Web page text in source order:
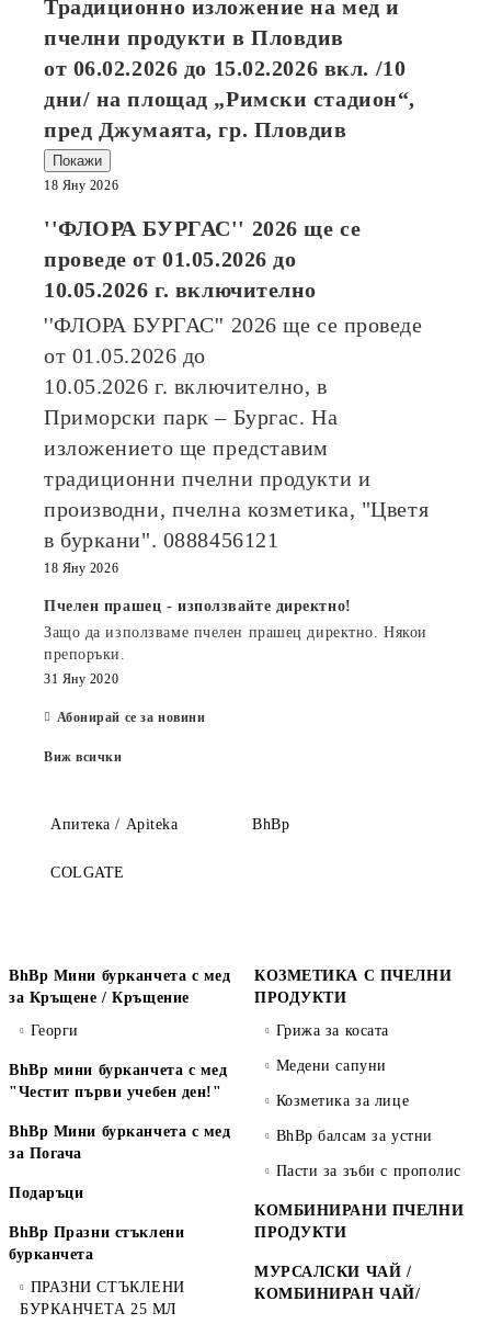
Традиционно изложение на мед и
пчелни продукти в Пловдив
от 06.02.2026 до 15.02.2026 вкл. /10
дни/ на площад „Римски стадион“,
пред Джумаята, гр. Пловдив
Покажи
18 Яну 2026
''ФЛОРА БУРГАС'' 2026ще се
проведе от01.05.2026 до
10.05.2026 г. включително
''ФЛОРА БУРГАС'' 2026ще се проведе
от 01.05.2026 до
10.05.2026 г. включително, в
Приморски парк – Бургас. На
изложението ще представим
традиционни пчелни продукти и
производни, пчелна козметика, "Цветя
в буркани". 0888456121
18 Яну 2026
Пчелен прашец - използвайте директно!
Защо да използваме пчелен прашец директно. Някои
препоръки.
31 Яну 2020
Абонирай се за новини
Виж всички
Апитека / Apiteka BhBp
COLGATE
BhBp Мини бурканчета с мед
за Кръщене / Кръщение
Георги
BhBp мини бурканчета с мед
"Честит първи учебен ден!"
BhBp Мини бурканчета с мед
за Погача
Подаръци
BhBp Празни стъклени
бурканчета
ПРАЗНИ СТЪКЛЕНИ
БУРКАНЧЕТА 25 МЛ
КОЗМЕТИКА С ПЧЕЛНИ
ПРОДУКТИ
Грижа за косата
Медени сапуни
Козметика за лице
BhBp балсам за устни
Пасти за зъби с прополис
КОМБИНИРАНИ ПЧЕЛНИ
ПРОДУКТИ
МУРСАЛСКИ ЧАЙ /
КОМБИНИРАН ЧАЙ/